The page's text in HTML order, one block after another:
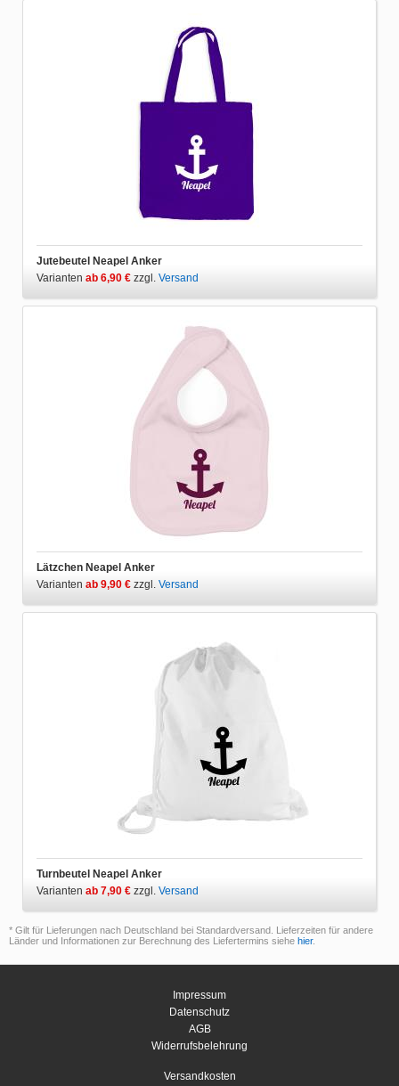
Jutebeutel Neapel Anker
Varianten ab 6,90 € zzgl. Versand
Lätzchen Neapel Anker
Varianten ab 9,90 € zzgl. Versand
Turnbeutel Neapel Anker
Varianten ab 7,90 € zzgl. Versand
* Gilt für Lieferungen nach Deutschland bei Standardversand. Lieferzeiten für andere
Länder und Informationen zur Berechnung des Liefertermins siehe hier.
Impressum
Datenschutz
AGB
Widerrufsbelehrung
Versandkosten